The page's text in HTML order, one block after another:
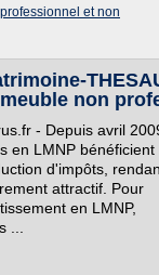
et non
non
- Depuis avril
en LMNP bénéficient
d'impôts,
attractif. Pour
en LMNP,
...